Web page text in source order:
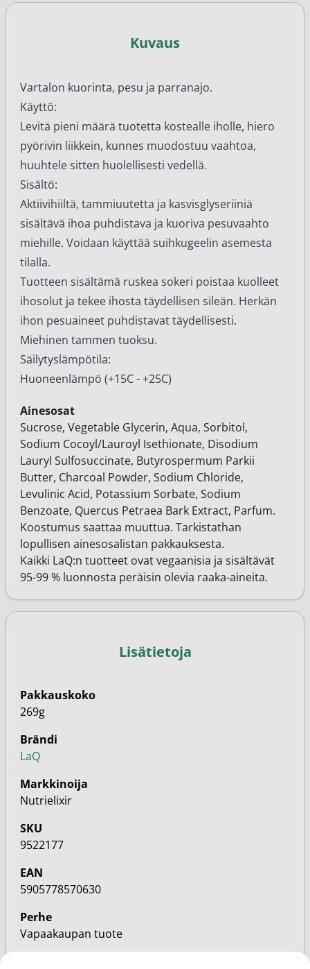
Kuvaus
Vartalon kuorinta, pesu ja parranajo.
Käyttö:
Levitä pieni määrä tuotetta kostealle iholle, hiero
pyörivin liikkein, kunnes muodostuu vaahtoa,
huuhtele sitten huolellisesti vedellä.
Sisältö:
Aktiivihiiltä, tammiuutetta ja kasvisglyseriiniä
sisältävä ihoa puhdistava ja kuoriva pesuvaahto
miehille. Voidaan käyttää suihkugeelin asemesta
tilalla.
Tuotteen sisältämä ruskea sokeri poistaa kuolleet
ihosolut ja tekee ihosta täydellisen sileän. Herkän
ihon pesuaineet puhdistavat täydellisesti.
Miehinen tammen tuoksu.
Säilytyslämpötila:
Huoneenlämpö (+15C - +25C)
Ainesosat
Sucrose, Vegetable Glycerin, Aqua, Sorbitol,
Sodium Cocoyl/Lauroyl Isethionate, Disodium
Lauryl Sulfosuccinate, Butyrospermum Parkii
Butter, Charcoal Powder, Sodium Chloride,
Levulinic Acid, Potassium Sorbate, Sodium
Benzoate, Quercus Petraea Bark Extract, Parfum.
Koostumus saattaa muuttua. Tarkistathan
lopullisen ainesosalistan pakkauksesta.
Kaikki LaQ:n tuotteet ovat vegaanisia ja sisältävät
95-99 % luonnosta peräisin olevia raaka-aineita.
Lisätietoja
Pakkauskoko
269g
Brändi
LaQ
Markkinoija
Nutrielixir
SKU
9522177
EAN
5905778570630
Perhe
Vapaakaupan tuote